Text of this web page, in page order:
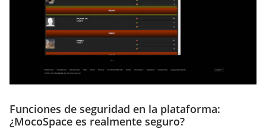
Funciones de seguridad en la plataforma:
¿MocoSpace es realmente seguro?